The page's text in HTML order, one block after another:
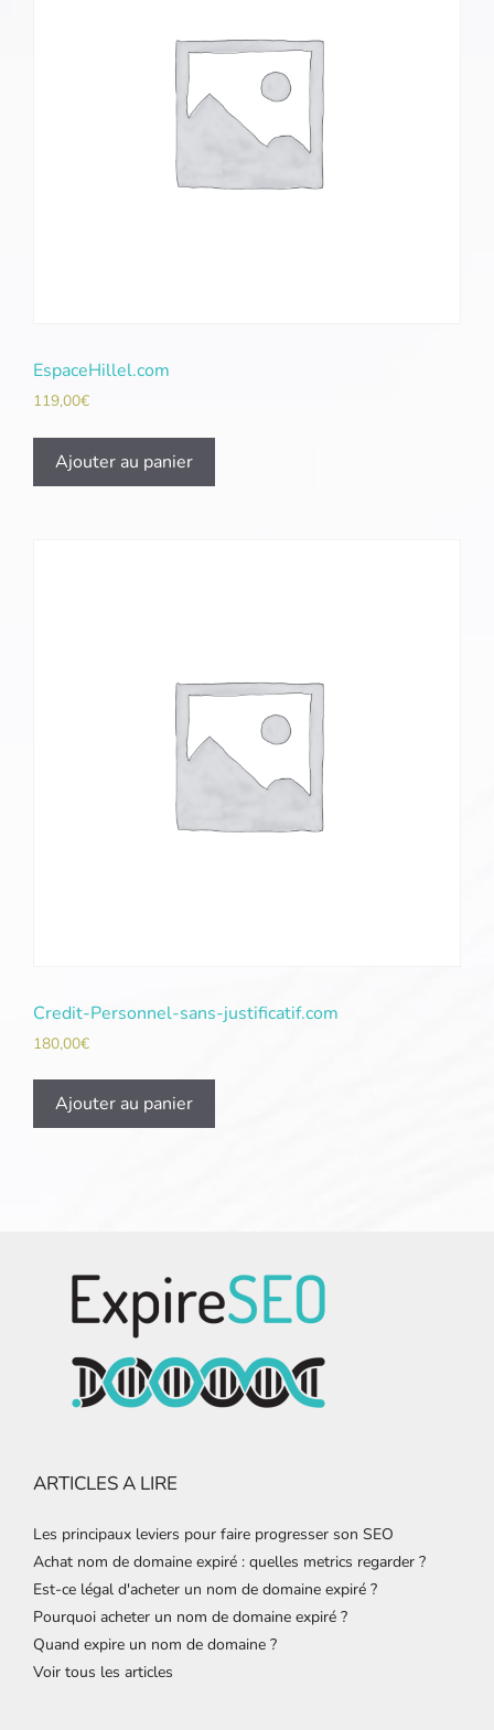
EspaceHillel.com
119,00€
Ajouter au panier
Credit-Personnel-sans-justificatif.com
180,00€
Ajouter au panier
ARTICLES A LIRE
Les principaux leviers pour faire progresser son SEO
Achat nom de domaine expiré : quelles metrics regarder ?
Est-ce légal d'acheter un nom de domaine expiré ?
Pourquoi acheter un nom de domaine expiré ?
Quand expire un nom de domaine ?
Voir tous les articles